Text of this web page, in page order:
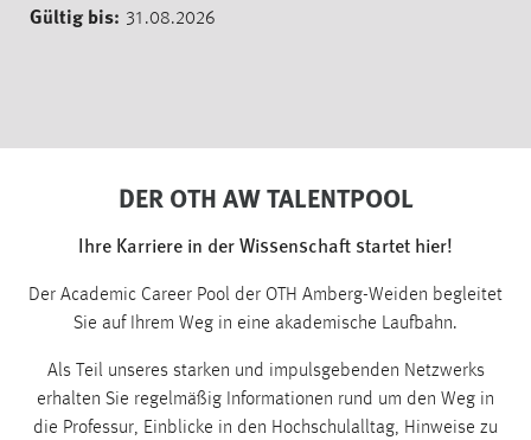
31.08.2026
DER OTH AW TALENTPOOL
Ihre Karriere in der Wissenschaft startet hier!
Der Academic Career Pool der OTH Amberg-Weiden begleitet
Sie auf Ihrem Weg in eine akademische Laufbahn.
Als Teil unseres starken und impulsgebenden Netzwerks
erhalten Sie regelmäßig Informationen rund um den Weg in
die Professur, Einblicke in den Hochschulalltag, Hinweise zu
staticfilecache
site-language-preference
Zweck:
Das Cookie speichert die gewählte Sprache der Website.
Cookie Laufzeit:
30 Tage